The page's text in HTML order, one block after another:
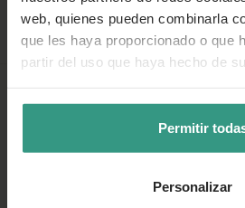
web, quienes pueden combinarla
que les haya proporcionado o que
partir del uso que haya hecho de
Permitir
Personalizar